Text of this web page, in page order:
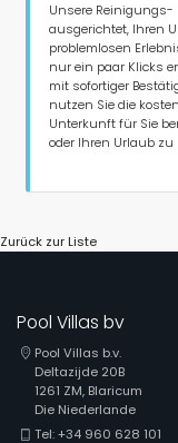
Unsere
ausgerichtet, Ihren
problemlosen
nur ein paar Klicks
mit sofortiger
nutzen Sie die
Unterkunft für Sie
oder Ihren Urlaub zu
Zurück zur Liste
Pool Villas bv
Pool Villas b.v.
Deltazijde 20B
1261 ZM, Blaricum
Die Niederlande
Tel: +34 960 628 101